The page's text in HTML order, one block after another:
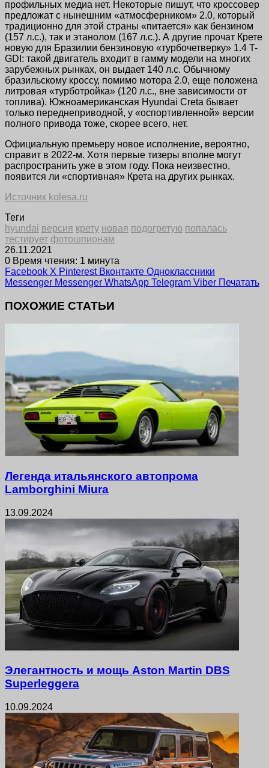
профильных медиа нет. Некоторые пишут, что кроссовер
предложат с нынешним «атмосферником» 2.0, который
традиционно для этой страны «питается» как бензином
(157 л.с.), так и этанолом (167 л.с.). А другие прочат Крете
новую для Бразилии бензиновую «турбочетверку» 1.4 T-
GDI: такой двигатель входит в гамму модели на многих
зарубежных рынках, он выдает 140 л.с. Обычному
бразильскому кроссу, помимо мотора 2.0, еще положена
литровая «турботройка» (120 л.с., вне зависимости от
топлива). Южноамериканская Hyundai Creta бывает
только переднеприводной, у «оспортивленной» версии
полного привода тоже, скорее всего, нет.
Официальную премьеру новое исполнение, вероятно,
справит в 2022-м. Хотя первые тизеры вполне могут
распространить уже в этом году. Пока неизвестно,
появится ли «спортивная» Крета на других рынках.
Источник kolesa.ru
Теги
hyundai версия крету новая подогретую попалась
тестирует фотошпионам
26.11.2021
0 Время чтения: 1 минута
Facebook X Pinterest Вконтакте Одноклассники
Messenger Messenger WhatsApp Telegram Viber Печатать
ПОХОЖИЕ СТАТЬИ
Легенда итальянского автопрома
Lamborghini Miura
13.09.2024
Элегантность и мощь Aston Martin DBS
Superleggera
10.09.2024